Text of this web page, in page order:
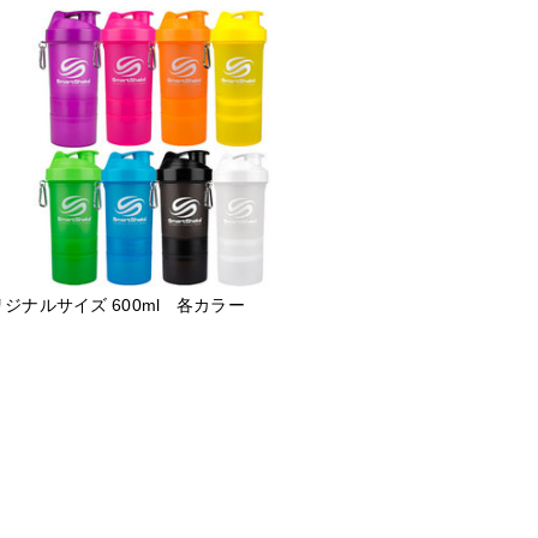
ジナルサイズ 600ml 各カラー